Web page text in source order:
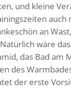
und kleine
an
wäre
das Bad am
des
der erste